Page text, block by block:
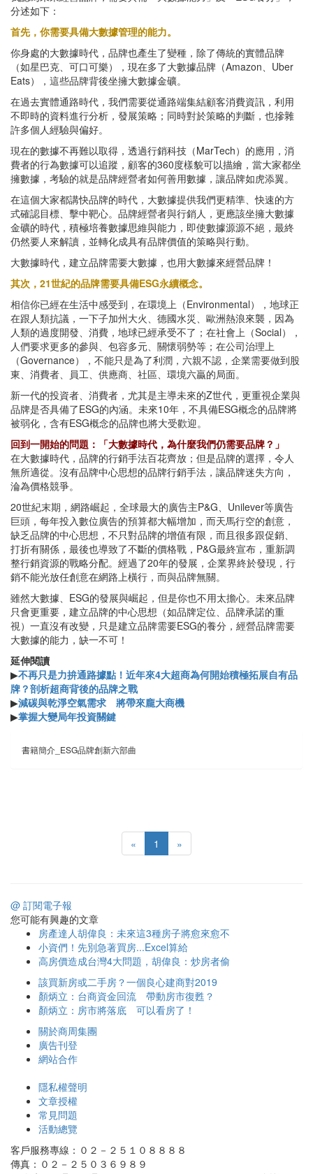
分述如下：
首先，你需要具備大數據管理的能力。
你身處的大數據時代，品牌也產生了變種，除了傳統的實體品牌
（如星巴克、可口可樂），現在多了大數據品牌（Amazon、Uber
Eats），這些品牌背後坐擁大數據金礦。
在過去實體通路時代，我們需要從通路端集結顧客消費資訊，利用
不即時的資料進行分析，發展策略；同時對於策略的判斷，也摻雜
許多個人經驗與偏好。
現在的數據不再難以取得，透過行銷科技（MarTech）的應用，消
費者的行為數據可以追蹤，顧客的360度樣貌可以描繪，當大家都坐
擁數據，考驗的就是品牌經營者如何善用數據，讓品牌如虎添翼。
在這個大家都講快品牌的時代，大數據提供我們更精準、快速的方
式確認目標、擊中靶心。品牌經營者與行銷人，更應該坐擁大數據
金礦的時代，積極培養數據思維與能力，即使數據源源不絕，最終
仍然要人來解讀，並轉化成具有品牌價值的策略與行動。
大數據時代，建立品牌需要大數據，也用大數據來經營品牌！
其次，21世紀的品牌需要具備ESG永續概念。
相信你已經在生活中感受到，在環境上（Environmental），地球正
在跟人類抗議，一下子加州大火、德國水災、歐洲熱浪來襲，因為
人類的過度開發、消費，地球已經承受不了；在社會上（Social），
人們要求更多的參與、包容多元、關懷弱勢等；在公司治理上
（Governance），不能只是為了利潤，六親不認，企業需要做到股
東、消費者、員工、供應商、社區、環境六贏的局面。
新一代的投資者、消費者，尤其是主導未來的Z世代，更重視企業與
品牌是否具備了ESG的內涵。未來10年，不具備ESG概念的品牌將
被弱化，含有ESG概念的品牌也將大受歡迎。
回到一開始的問題：「大數據時代，為什麼我們仍需要品牌？」
在大數據時代，品牌的行銷手法百花齊放；但是品牌的選擇，令人
無所適從。沒有品牌中心思想的品牌行銷手法，讓品牌迷失方向，
淪為價格競爭。
20世紀末期，網路崛起，全球最大的廣告主P&G、Unilever等廣告
巨頭，每年投入數位廣告的預算都大幅增加，而天馬行空的創意，
缺乏品牌的中心思想，不只對品牌的增值有限，而且很多跟促銷、
打折有關係，最後也導致了不斷的價格戰，P&G最終宣布，重新調
整行銷資源的戰略分配。經過了20年的發展，企業界終於發現，行
銷不能光放任創意在網路上橫行，而與品牌無關。
雖然大數據、ESG的發展與崛起，但是你也不用太擔心。未來品牌
只會更重要，建立品牌的中心思想（如品牌定位、品牌承諾的重
視）一直沒有改變，只是建立品牌需要ESG的養分，經營品牌需要
大數據的能力，缺一不可！
延伸閱讀
▶不再只是力拚通路據點！近年來4大超商為何開始積極拓展自有品
牌？剖析超商背後的品牌之戰
▶減碳與乾淨空氣需求 將帶來龐大商機
▶掌握大變局年投資關鍵
書籍簡介_ESG品牌創新六部曲
« 1 »
@ 訂閱電子報
您可能有興趣的文章
房產達人胡偉良：未來這3種房子將愈來愈不
小資們！先別急著買房...Excel算給
高房價造成台灣4大問題，胡偉良：炒房者偷
該買新房或二手房？一個良心建商對2019
顏炳立：台商資金回流 帶動房市復甦？
顏炳立：房市將落底 可以看房了！
關於商周集團
廣告刊登
網站合作
隱私權聲明
文章授權
常見問題
活動總覽
客戶服務專線：０２－２５１０８８８８
傳真：０２－２５０３６９８９